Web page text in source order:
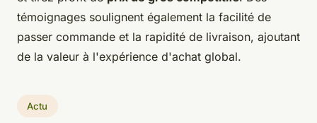
témoignages soulignent également la facilité de
passer commande et la rapidité de livraison, ajoutant
de la valeur à l'expérience d'achat global.
Actu